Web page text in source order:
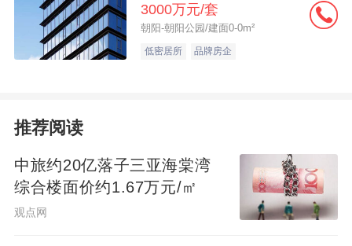
3000万元/套
朝阳-朝阳公园/建面0-0m²
低密居所 品牌房企
推荐阅读
中旅约20亿落子三亚海棠湾
综合楼面价约1.67万元/㎡
观点网